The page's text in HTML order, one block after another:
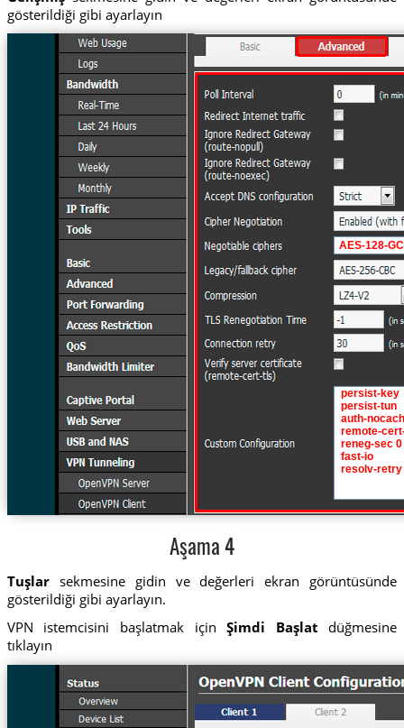
gösterildiği gibi ayarlayın
Aşama 4
Tuşlarsekmesine gidin ve değerleri ekran görüntüsünde
gösterildiği gibi ayarlayın.
VPN istemcisini başlatmak içinŞimdi Başlat düğmesine
tıklayın